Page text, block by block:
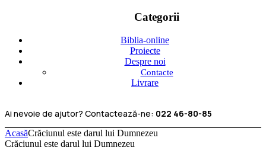
Categorii
Biblia-online
Proiecte
Despre noi
Contacte
Livrare
Ai nevoie de ajutor? Contactează-ne: 022 46-80-85
AcasăCrăciunul este darul lui Dumnezeu
Crăciunul este darul lui Dumnezeu